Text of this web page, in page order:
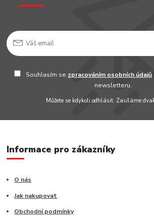
Souhlasím se zpracováním osobních údajů
newsletteru.
Můžete se kdykoli odhlásit. Zasíláme
Informace pro zákazníky
O nás
Jak nakupovat
Obchodní podmínky